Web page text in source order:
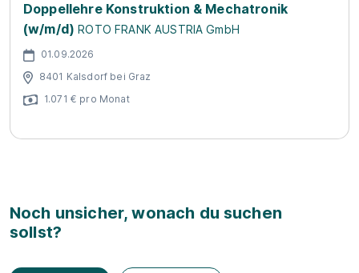
Doppellehre Konstruktion & Mechatronik
(w/m/d) ROTO FRANK AUSTRIA GmbH
01.09.2026
8401 Kalsdorf bei Graz
1.071 € pro Monat
Noch unsicher, wonach du suchen
sollst?